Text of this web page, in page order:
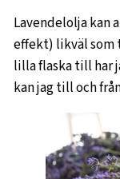
Lavendelolja kan
effekt) likväl som
lilla flaska till har
kan jag till och